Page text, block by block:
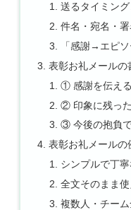
送るタイミン
件名・宛名・
「感謝→エピ
表彰お礼メールの
① 感謝を伝える
② 印象に残っ
③ 今後の抱負
表彰お礼メールの
シンプルで丁寧
全文そのまま
複数人・チー